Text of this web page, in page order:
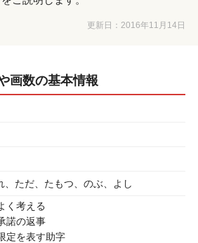
更新日： 2016年11月14日
画数の基本情報
、ただ、たもつ、のぶ、よし
く考える
諾の返事
定を表す助字